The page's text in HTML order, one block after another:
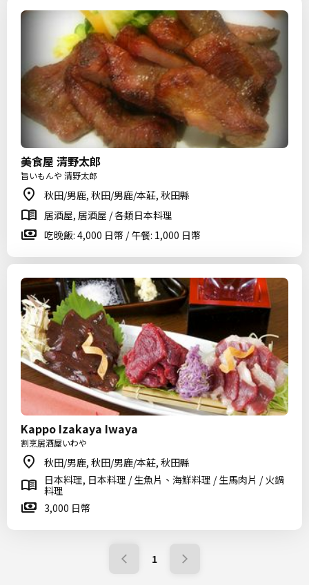
美食屋 清野太郎
旨いもんや 清野太郎
秋田/男鹿, 秋田/男鹿/本莊, 秋田縣
居酒屋, 居酒屋 / 各類日本料理
吃晚飯: 4,000 日幣 / 午餐: 1,000 日幣
Kappo Izakaya Iwaya
割烹居酒屋いわや
秋田/男鹿, 秋田/男鹿/本莊, 秋田縣
日本料理, 日本料理 / 生魚片、海鮮料理 / 生馬肉片 / 火鍋
料理
3,000 日幣
1